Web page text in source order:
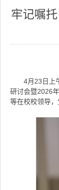
牢记嘱
4月23日上
研讨会暨2026
等在校校领导